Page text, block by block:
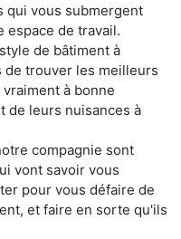
qui vous submergent
espace de travail.
de bâtiment à
de trouver les meilleurs
à bonne
de leurs nuisances à
compagnie sont
vont savoir vous
pour vous défaire de
et faire en sorte qu'ils